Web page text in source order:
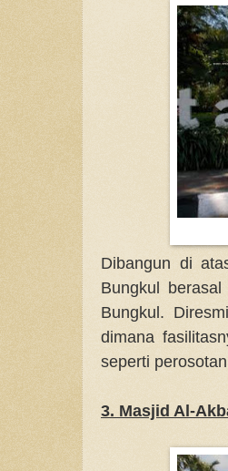
Dibangun di
Bungkul
Bungkul.
dimana
seperti
3. Masjid Al-